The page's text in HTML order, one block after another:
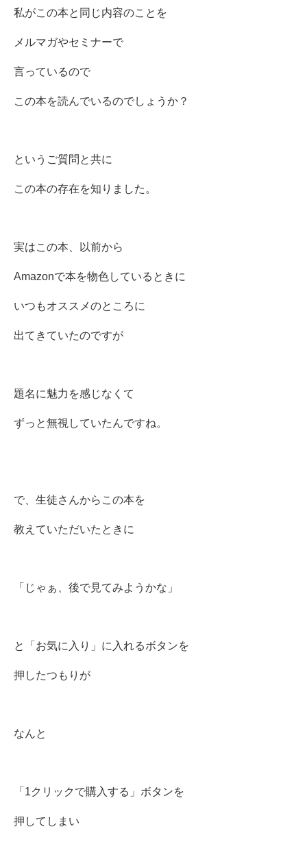
私がこの本と同じ内容のことを
メルマガやセミナーで
言っているので
この本を読んでいるのでしょうか？
というご質問と共に
この本の存在を知りました。
実はこの本、以前から
Amazonで本を物色しているときに
いつもオススメのところに
出てきていたのですが
題名に魅力を感じなくて
ずっと無視していたんですね。
で、生徒さんからこの本を
教えていただいたときに
「じゃぁ、後で見てみようかな」
と「お気に入り」に入れるボタンを
押したつもりが
なんと
「1クリックで購入する」ボタンを
押してしまい